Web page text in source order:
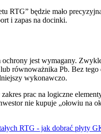
RTG” będzie mało
i zapas na docinki.
jest wymagany.
równoważnika Pb. Bez tego
wykonawczo.
prac na logiczne
nie kupuje „ołowiu na
RTG - jak dobrać płyty